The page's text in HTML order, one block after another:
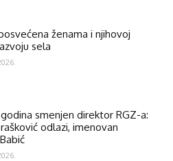
ženama i njihovoj
sela
godina smenjen direktor RGZ-a:
odlazi, imenovan